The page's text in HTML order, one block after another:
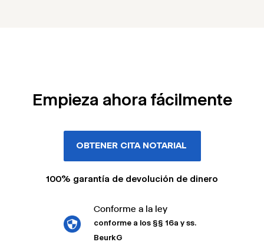
Empieza ahora fácilmente
OBTENER CITA NOTARIAL
100% garantía de devolución de dinero
Conforme a la ley
conforme a los §§ 16a y ss.
BeurkG